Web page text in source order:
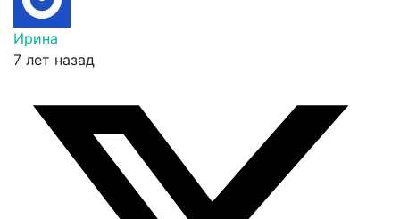
Ирина
7 лет назад